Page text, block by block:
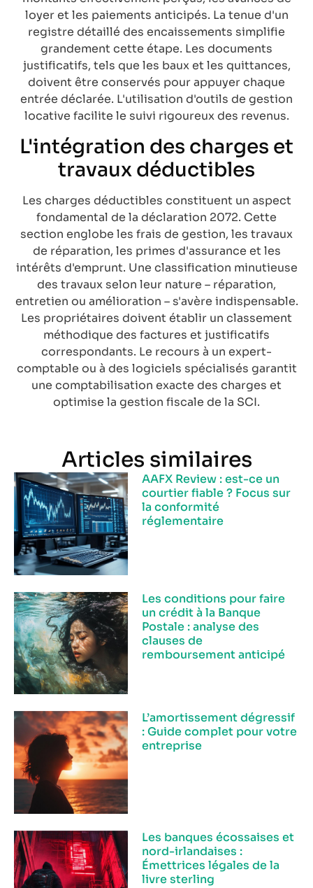
loyer et les paiements anticipés. La tenue d'un
registre détaillé des encaissements simplifie
grandement cette étape. Les documents
justificatifs, tels que les baux et les quittances,
doivent être conservés pour appuyer chaque
entrée déclarée. L'utilisation d'outils de gestion
locative facilite le suivi rigoureux des revenus.
L'intégration des charges et
travaux déductibles
Les charges déductibles constituent un aspect
fondamental de la déclaration 2072. Cette
section englobe les frais de gestion, les travaux
de réparation, les primes d'assurance et les
intérêts d'emprunt. Une classification minutieuse
des travaux selon leur nature – réparation,
entretien ou amélioration – s'avère indispensable.
Les propriétaires doivent établir un classement
méthodique des factures et justificatifs
correspondants. Le recours à un expert-
comptable ou à des logiciels spécialisés garantit
une comptabilisation exacte des charges et
optimise la gestion fiscale de la SCI.
Articles similaires
AAFX Review : est-ce un
courtier fiable ? Focus sur
la conformité
réglementaire
Les conditions pour faire
un crédit à la Banque
Postale : analyse des
clauses de
remboursement anticipé
L’amortissement dégressif
: Guide complet pour votre
entreprise
Les banques écossaises et
nord-irlandaises :
Émettrices légales de la
livre sterling